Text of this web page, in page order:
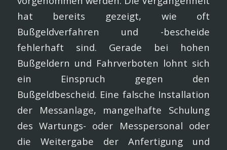
hat bereits gezeigt, wie oft
Bußgeldverfahren und -bescheide
fehlerhaft sind. Gerade bei hohen
Bußgeldern und Fahrverboten lohnt sich
ein Einspruch gegen den
Bußgeldbescheid. Eine falsche Installation
der Messanlage, mangelhafte Schulung
des Wartungs- oder Messpersonal oder
die Weitergabe der Anfertigung und